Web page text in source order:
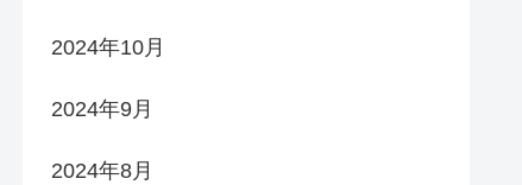
2024年10月
2024年9月
2024年8月